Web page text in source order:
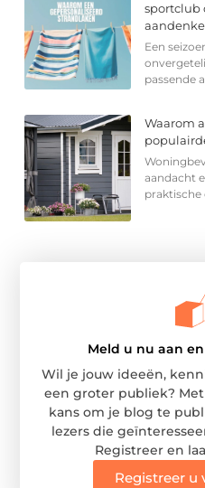
sportclub
Een
passende
Waarom
aandacht
praktische
Meld u nu aan
Wil je jouw ideeën,
een groter publiek?
kans om je blog te
lezers die
Registreer en
Registreer u